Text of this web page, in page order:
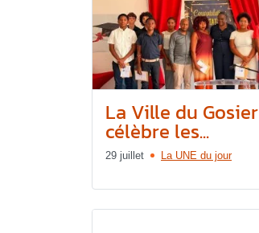
La Ville du Gosier
célèbre les...
29 juillet La UNE du jour